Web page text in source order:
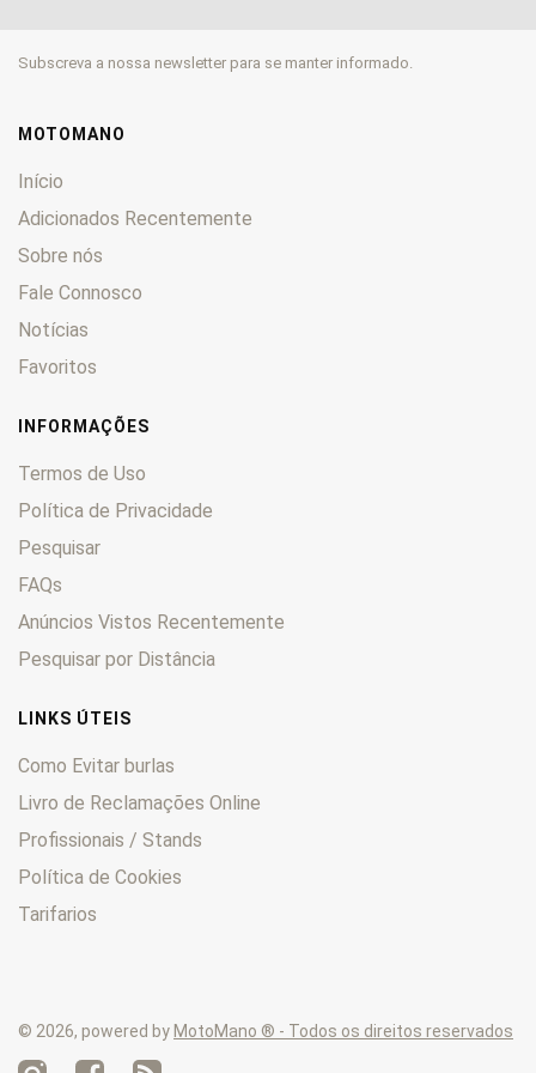
HX 0
Marte 0
Nexus
NGR 0
Nordwest
RC 0
RCR
Runner
RX 0
SMT 0
Stalker 0
Typhoon
Subscreva a nossa newsletter para se manter informado.
MOTOMANO
Início
Adicionados Recentemente
Sobre nós
Fale Connosco
Notícias
Favoritos
INFORMAÇÕES
Termos de Uso
Política de Privacidade
Pesquisar
FAQs
Anúncios Vistos Recentemente
Pesquisar por Distância
LINKS ÚTEIS
Como Evitar burlas
Livro de Reclamações Online
Profissionais / Stands
Política de Cookies
Tarifarios
© 2026, powered by MotoMano ® - Todos os direitos reservados